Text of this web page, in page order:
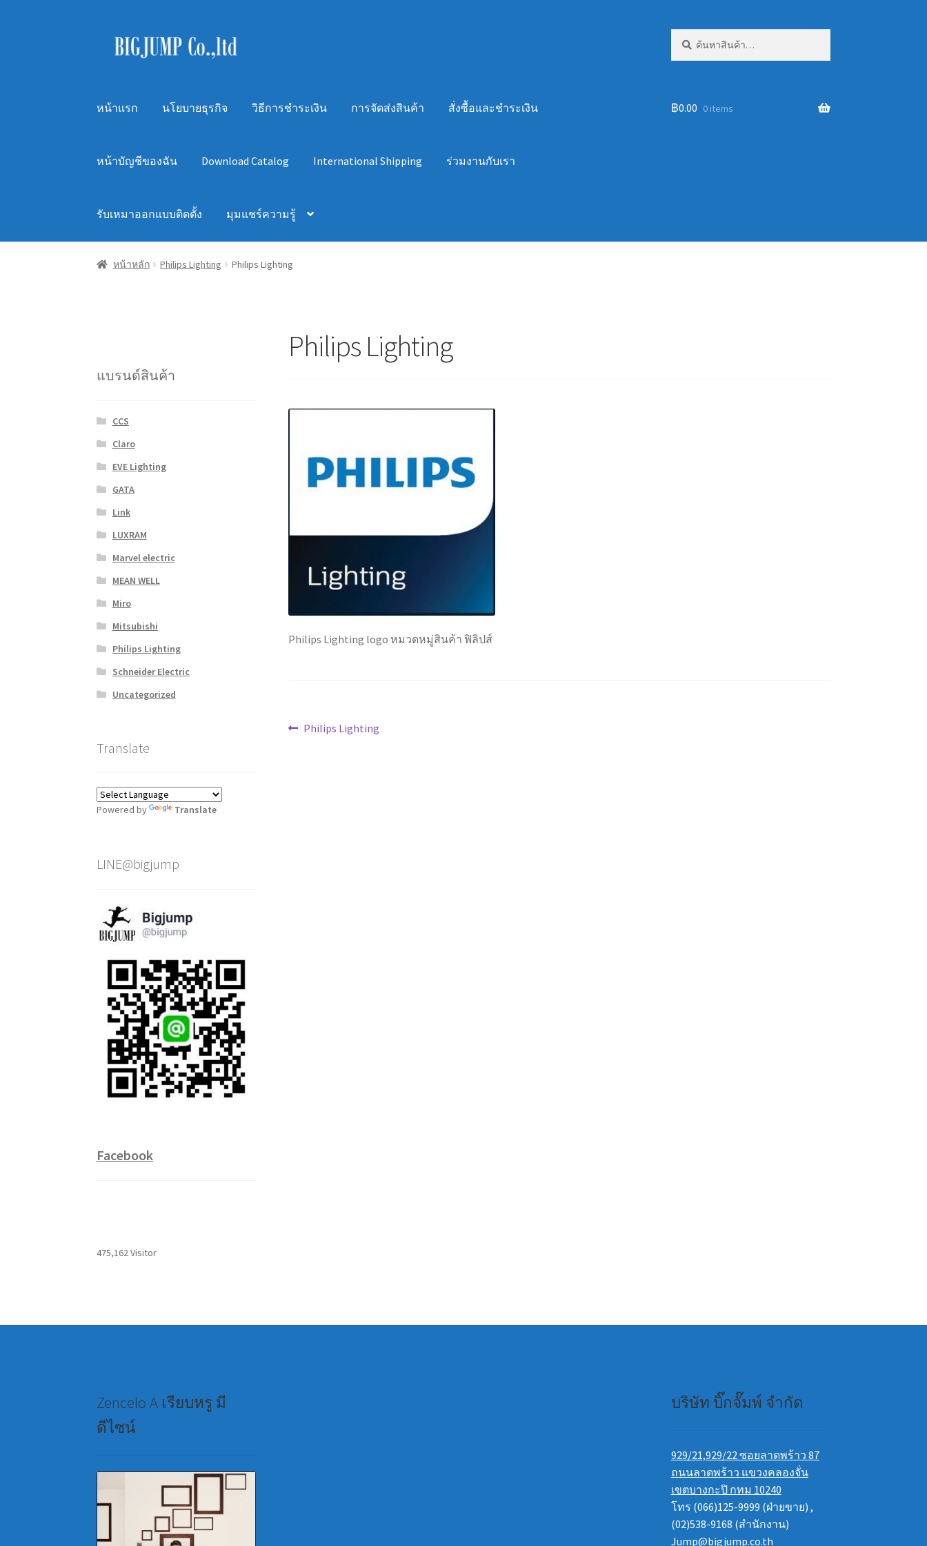
Skip
Skip
หน้าแรก นโยบายธุรกิจ วิธีการชำระเงิน การจัดส่งสินค้า สั่งซื้อและชำระเงิน
หน้าบัญชีของฉัน Download Catalog International Shipping ร่วมงานกับเรา
รับเหมาออกแบบติดตั้ง มุมแชร์ความรู้
฿0.00 0 items
หน้าหลัก Philips Lighting Philips Lighting
Philips Lighting
Philips Lighting logo หมวดหมู่สินค้า ฟิลิปส์
แนะแนว
Previous
Philips Lighting
แบรนด์สินค้า
CCS
Claro
EVE Lighting
GATA
Link
LUXRAM
Marvel electric
MEAN WELL
Miro
Mitsubishi
Philips Lighting
Schneider Electric
Uncategorized
Translate
Powered by Translate
LINE@bigjump
Facebook
475,162 Visitor
Zencelo A เรียบหรู มี
ดีไซน์
บริษัท บิ๊กจั๊มพ์ จำกัด
929/21,929/22 ซอยลาดพร้าว 87
ถนนลาดพร้าว แขวงคลองจั่น
เขตบางกะปิ กทม 10240
โทร (066)125-9999 (ฝ่ายขาย) ,
(02)538-9168 (สำนักงาน)
Jump@bigjump.co.th